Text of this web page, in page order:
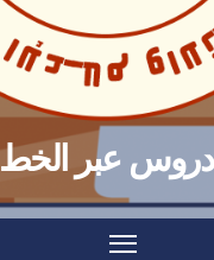
دروس عبر الخط